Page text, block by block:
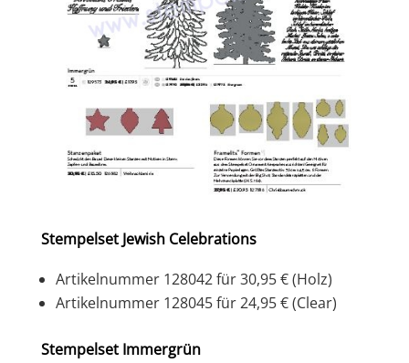
Stempelset Jewish Celebrations
Artikelnummer 128042 für 30,95 € (Holz)
Artikelnummer 128045 für 24,95 € (Clear)
Stempelset Immergrün